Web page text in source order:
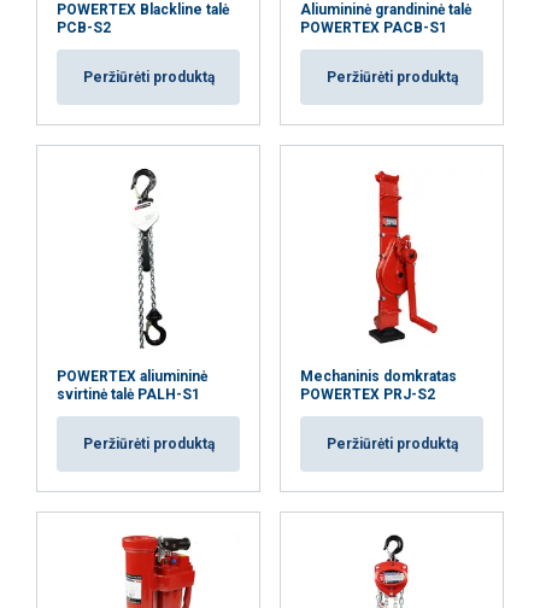
POWERTEX Blackline talė
PCB-S2
Peržiūrėti produktą
Aliumininė grandininė talė
POWERTEX PACB-S1
Peržiūrėti produktą
POWERTEX aliumininė
svirtinė talė PALH-S1
Peržiūrėti produktą
Mechaninis domkratas
POWERTEX PRJ-S2
Peržiūrėti produktą
PARODYTI DETALIAU